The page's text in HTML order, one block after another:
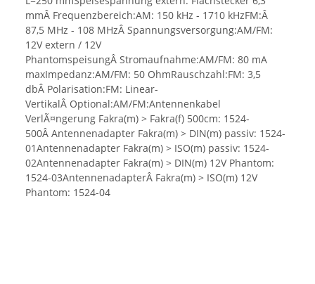
mmÂ Frequenzbereich:AM: 150 kHz - 1710 kHzFM:Â
87,5 MHz - 108 MHzÂ Spannungsversorgung:AM/FM:
12V extern / 12V
PhantomspeisungÂ Stromaufnahme:AM/FM: 80 mA
maxImpedanz:AM/FM: 50 OhmRauschzahl:FM: 3,5
dbÂ Polarisation:FM: Linear-
VertikalÂ Optional:AM/FM:Antennenkabel
VerlÃ¤ngerung Fakra(m) > Fakra(f) 500cm: 1524-
500Â Antennenadapter Fakra(m) > DIN(m) passiv: 1524-
01Antennenadapter Fakra(m) > ISO(m) passiv: 1524-
02Antennenadapter Fakra(m) > DIN(m) 12V Phantom:
1524-03AntennenadapterÂ Fakra(m) > ISO(m) 12V
Phantom: 1524-04